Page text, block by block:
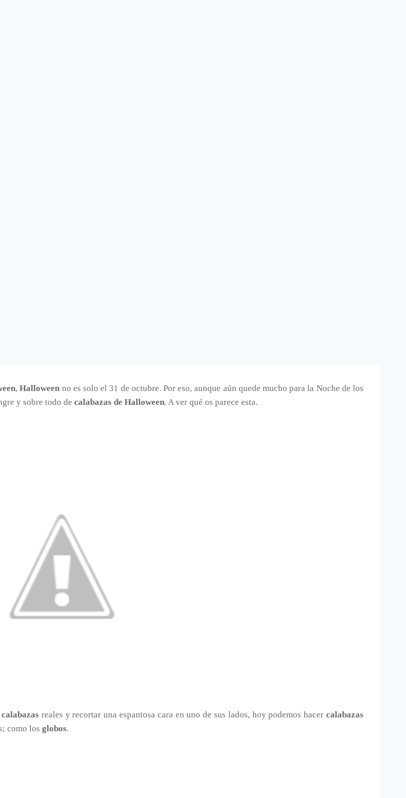
,Halloween no es solo el 31 de octubre. Por eso, aunque aún quede mucho para la Noche de los
y sobre todo de calabazas de Halloween. A ver qué os parece esta.
calabazasreales y recortar una espantosa cara en uno de sus lados, hoy podemos hacercalabazas
como los globos.